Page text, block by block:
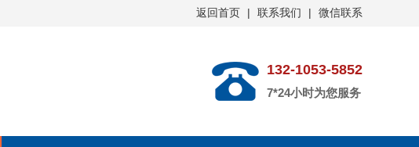
返回首页 | 联系我们 | 微信联系
132-1053-5852
7*24小时为您服务